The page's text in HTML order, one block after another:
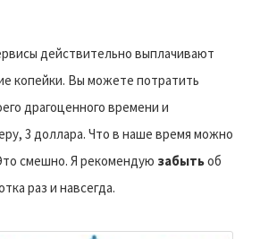
действительно выплачивают
копейки. Вы можете потратить
драгоценного времени и
3 доллара. Что в наше время можно
смешно. Я рекомендую забытьоб
раз и навсегда.